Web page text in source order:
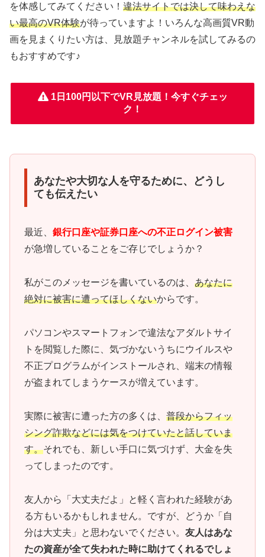
を体感してみてください！ 違法サイトでは決して味わえな
い最高のVR体験が待っていますよ！いろんな高画質VR動
画を見まくりたい方は、見放題チャンネルを試してみるの
もおすすめです♪
1日100円以下でVR見放題！今すぐチェッ
ク！
あなたや大切な人を守るために、どうし
ても伝えたい
最近、 銀行口座や証券口座への不正ログイン被害
が急増していることをご存じでしょうか？
私がこのメッセージを書いているのは、 あなたに
絶対に被害に遭ってほしくないからです。
パソコンやスマートフォンで違法なアダルトサイ
トを閲覧した際に、気づかないうちにウイルスや
不正プログラムがインストールされ、端末の情報
が盗まれてしまうケースが増えています。
実際に被害に遭った方の多くは、 普段からフィッ
シング詐欺などには気をつけていたと話していま
す。それでも、新しい手口に気づけず、大金を失
ってしまったのです。
友人から「大丈夫だよ」と軽く言われた経験があ
る方もいるかもしれません。ですが、どうか「自
分は大丈夫」と思わないでください。 友人はあな
たの資産が全て失われた時に助けてくれるでしょ